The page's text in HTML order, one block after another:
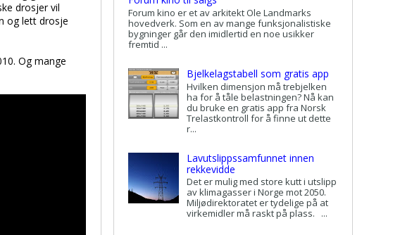
drosjer vil
og lett drosje
Og mange
Forum kino er et av arkitekt Ole Landmarks
hovedverk. Som en av mange funksjonalistiske
bygninger går den imidlertid en noe usikker
fremtid ...
Bjelkelagstabell som gratis app
Hvilken dimensjon må trebjelken
ha for å tåle belastningen? Nå kan
du bruke en gratis app fra Norsk
Trelastkontroll for å finne ut dette
r...
Lavutslippssamfunnet innen
rekkevidde
Det er mulig med store kutt i utslipp
av klimagasser i Norge mot 2050.
Miljødirektoratet er tydelige på at
virkemidler må raskt på plass. ...